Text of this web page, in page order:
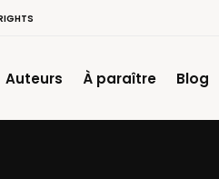
Auteurs À paraître Blog